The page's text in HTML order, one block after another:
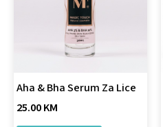
Aha & Bha Serum Za Lice
25.00KM